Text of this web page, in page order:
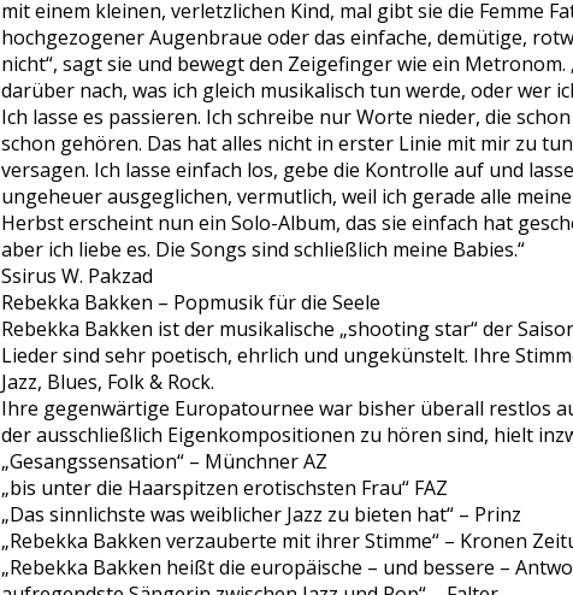
mit einem kleinen, verletzlichen Kind, mal gibt sie die Femme
hochgezogener Augenbraue oder das einfache, demütige,
nicht“, sagt sie und bewegt den Zeigefinger wie ein
darüber nach, was ich gleich musikalisch tun werde, oder wer
Ich lasse es passieren. Ich schreibe nur Worte nieder, die
schon gehören. Das hat alles nicht in erster Linie mit mir zu
versagen. Ich lasse einfach los, gebe die Kontrolle auf und
ungeheuer ausgeglichen, vermutlich, weil ich gerade alle
Herbst erscheint nun ein Solo-Album, das sie einfach hat
aber ich liebe es. Die Songs sind schließlich meine Babies.“
Ssirus W. Pakzad
Rebekka Bakken – Popmusik für die Seele
Rebekka Bakken ist der musikalische „shooting star“ der
Lieder sind sehr poetisch, ehrlich und ungekünstelt. Ihre
Jazz, Blues, Folk & Rock.
Ihre gegenwärtige Europatournee war bisher überall restlos
der ausschließlich Eigenkompositionen zu hören sind, hielt
„Gesangssensation“ – Münchner AZ
„bis unter die Haarspitzen erotischsten Frau“ FAZ
„Das sinnlichste was weiblicher Jazz zu bieten hat“ – Prinz
„Rebekka Bakken verzauberte mit ihrer Stimme“ – Kronen
„Rebekka Bakken heißt die europäische – und bessere –